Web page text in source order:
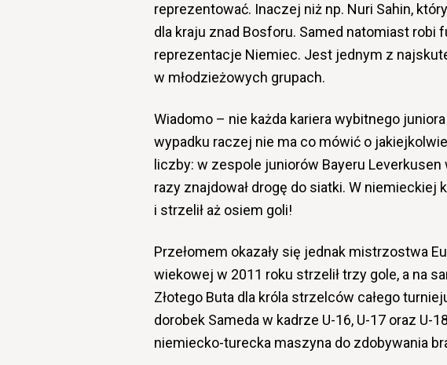
reprezentować. Inaczej niż np. Nuri Sahin,
dla kraju znad Bosforu. Samed natomiast robi
reprezentacje Niemiec. Jest jednym z
w młodzieżowych grupach.
Wiadomo – nie każda kariera wybitnego
wypadku raczej nie ma co mówić o
liczby: w zespole juniorów Bayeru
razy znajdował drogę do siatki. W niemieckiej
i strzelił aż osiem goli!
Przełomem okazały się jednak mistrzostwa
wiekowej w 2011 roku strzelił trzy gole, a na
Złotego Buta dla króla strzelców całego
dorobek Sameda w kadrze U-16, U-17 oraz U-
niemiecko-turecka maszyna do zdobywania